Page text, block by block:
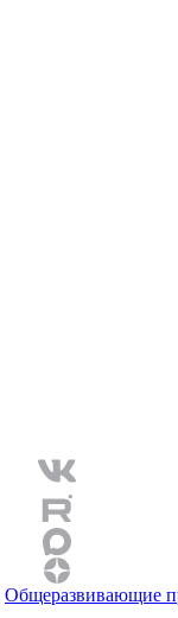
Общеразвивающие